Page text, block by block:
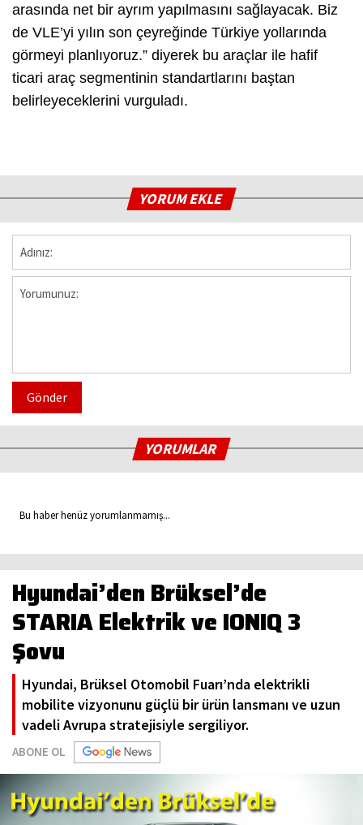
arasında net bir ayrım yapılmasını sağlayacak. Biz
de VLE’yi yılın son çeyreğinde Türkiye yollarında
görmeyi planlıyoruz.” diyerek bu araçlar ile hafif
ticari araç segmentinin standartlarını baştan
belirleyeceklerini vurguladı.
YORUM EKLE
Gönder
YORUMLAR
Bu haber henüz yorumlanmamış...
Hyundai’den Brüksel’de
STARIA Elektrik ve IONIQ 3
Şovu
Hyundai, Brüksel Otomobil Fuarı’nda elektrikli
mobilite vizyonunu güçlü bir ürün lansmanı ve uzun
vadeli Avrupa stratejisiyle sergiliyor.
ABONE OL